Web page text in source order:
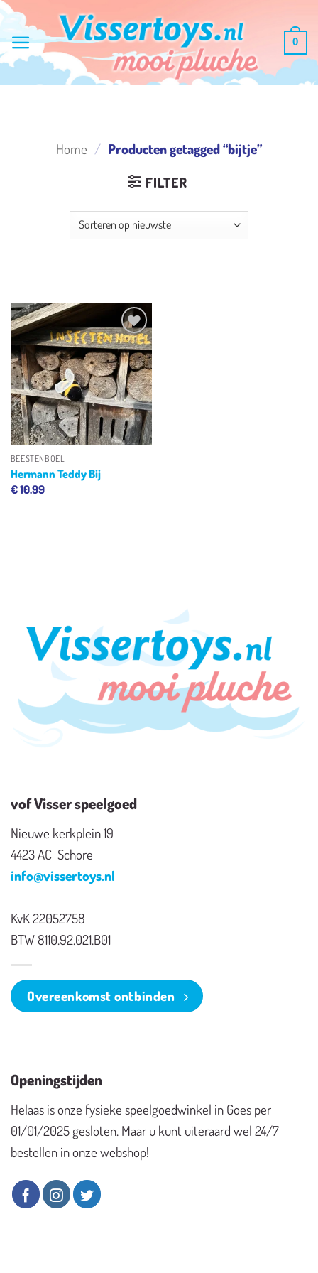
Ga
inhoud
0
Home / Producten getagged “bijtje”
FILTER
Toevoegen
aan
verlanglijst
BEESTENBOEL
Hermann Teddy Bij
€10.99
vof Visser speelgoed
Nieuwe kerkplein 19
4423 AC Schore
info@vissertoys.nl
KvK 22052758
BTW 8110.92.021.B01
Overeenkomst ontbinden
Openingstijden
Helaas is onze fysieke speelgoedwinkel in Goes per
01/01/2025 gesloten. Maar u kunt uiteraard wel 24/7
bestellen in onze webshop!